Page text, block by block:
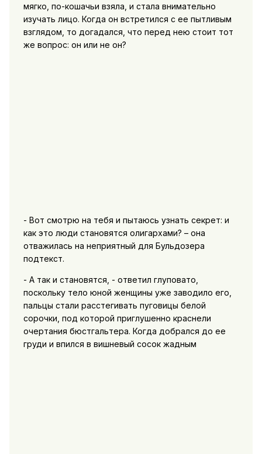
мягко, по-кошачьи взяла, и стала внимательно
изучать лицо. Когда он встретился с ее пытливым
взглядом, то догадался, что перед нею стоит тот
же вопрос: он или не он?
- Вот смотрю на тебя и пытаюсь узнать секрет: и
как это люди становятся олигархами? – она
отважилась на неприятный для Бульдозера
подтекст.
- А так и становятся, - ответил глуповато,
поскольку тело юной женщины уже заводило его,
пальцы стали расстегивать пуговицы белой
сорочки, под которой приглушенно краснели
очертания бюстгальтера. Когда добрался до ее
груди и впился в вишневый сосок жадным